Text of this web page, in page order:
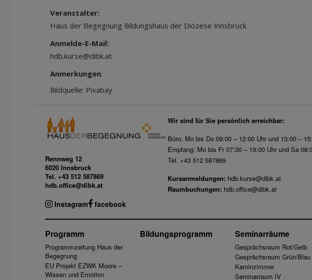
Veranstalter:
Haus der Begegnung Bildungshaus der Diözese Innsbruck
Anmelde-E-Mail:
hdb.kurse@dibk.at
Anmerkungen:
Bildquelle: Pixabay
Rennweg 12
6020 Innsbruck
Tel. +43 512 587869
hdb.office@dibk.at
Instagram facebook
Wir sind für Sie persönlich erreichbar:
Büro: Mo bis Do 09:00 – 12:00 Uhr und 13:00 –
Empfang: Mo bis Fr 07:30 – 19:00 Uhr und Sa
Tel. +43 512 587869
Kursanmeldungen: hdb.kurse@dibk.at
Raumbuchungen: hdb.office@dibk.at
Programm
Programmzeitung Haus der
Begegnung
EU Projekt EZWK Moore –
Wissen und Emotion
Bildungsprogramm Seminarräume
Gesprächsraum Rot/Gelb
Gesprächsraum Grün/Blau
Kaminzimmer
Seminarraum IV